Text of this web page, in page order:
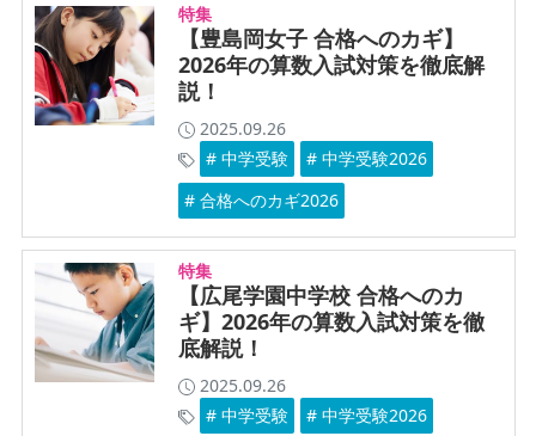
特集
【豊島岡女子 合格へのカギ】
2026年の算数入試対策を徹底解
説！
2025.09.26
# 中学受験
# 中学受験2026
# 合格へのカギ2026
特集
【広尾学園中学校 合格へのカ
ギ】2026年の算数入試対策を徹
底解説！
2025.09.26
# 中学受験
# 中学受験2026